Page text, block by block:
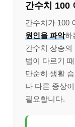
간수치 100
간수치가 100
원인을 파악하
간수치 상승
법이 다르기
단순히 생활
나 다른 증상
필요합니다.